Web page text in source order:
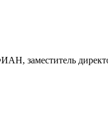
заместитель